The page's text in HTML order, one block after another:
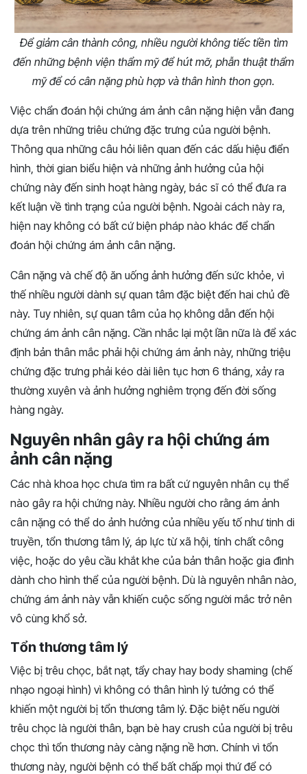
Để giảm cân thành công, nhiều người không tiếc tiền tìm
đến những bệnh viện thẩm mỹ để hút mỡ, phẫn thuật thẩm
mỹ để có cân nặng phù hợp và thân hình thon gọn.
Việc chẩn đoán hội chứng ám ảnh cân nặng hiện vẫn đang
dựa trên những triêu chứng đặc trưng của người bệnh.
Thông qua những câu hỏi liên quan đến các dấu hiệu điển
hình, thời gian biểu hiện và những ảnh hưởng của hội
chứng này đến sinh hoạt hàng ngày, bác sĩ có thể đưa ra
kết luận về tình trạng của người bệnh. Ngoài cách này ra,
hiện nay không có bất cứ biện pháp nào khác để chẩn
đoán hội chứng ám ảnh cân nặng.
Cân nặng và chế độ ăn uống ảnh hưởng đến sức khỏe, vì
thế nhiều người dành sự quan tâm đặc biệt đến hai chủ đề
này. Tuy nhiên, sự quan tâm của họ không dẫn đến hội
chứng ám ảnh cân nặng. Cần nhắc lại một lần nữa là để xác
định bản thân mắc phải hội chứng ám ảnh này, những triệu
chứng đặc trưng phải kéo dài liên tục hơn 6 tháng, xảy ra
thường xuyên và ảnh hưởng nghiêm trọng đến đời sống
hàng ngày.
Nguyên nhân gây ra hội chứng ám
ảnh cân nặng
Các nhà khoa học chưa tìm ra bất cứ nguyên nhân cụ thể
nào gây ra hội chứng này. Nhiều người cho rằng ám ảnh
cân nặng có thể do ảnh hưởng của nhiều yếu tố như tinh di
truyền, tổn thương tâm lý, áp lực từ xã hội, tính chất công
việc, hoặc do yêu cầu khắt khe của bản thân hoặc gia đình
dành cho hình thể của người bệnh. Dù là nguyên nhân nào,
chứng ám ảnh này vẫn khiến cuộc sống người mắc trở nên
vô cùng khổ sở.
Tổn thương tâm lý
Việc bị trêu chọc, bắt nạt, tẩy chay hay body shaming (chế
nhạo ngoại hình) vì không có thân hình lý tưởng có thể
khiến một người bị tổn thương tâm lý. Đặc biệt nếu người
trêu chọc là người thân, bạn bè hay crush của người bị trêu
chọc thì tổn thương này càng nặng nề hơn. Chính vì tổn
thương này, người bệnh có thể bất chấp mọi thứ để có